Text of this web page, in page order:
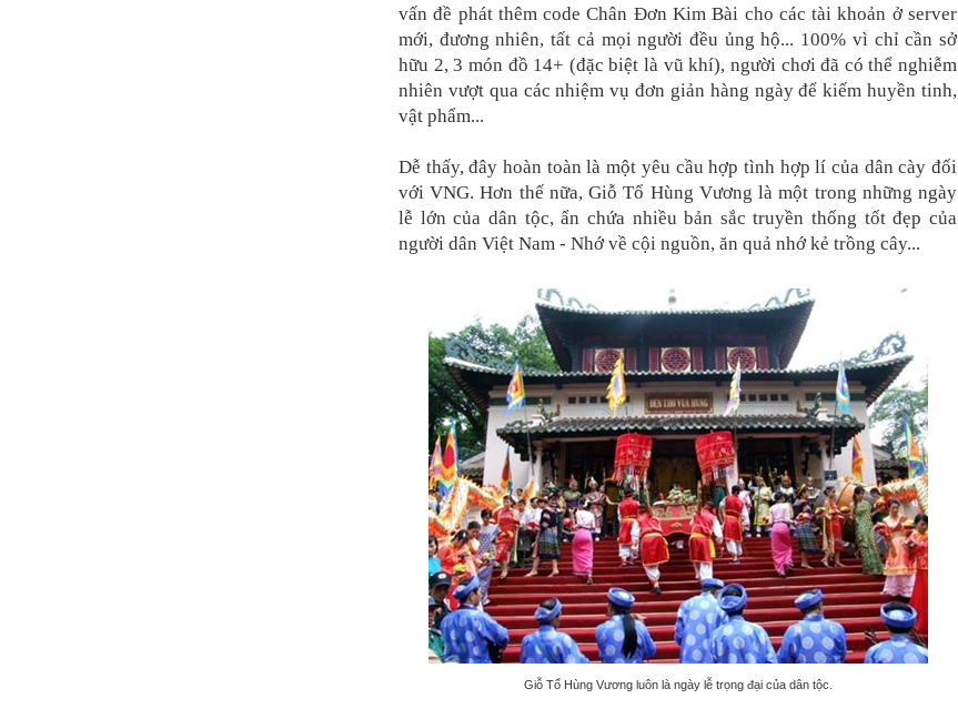
vấn đề phát thêm code Chân Đơn Kim Bài cho các tài khoản ở server
mới, đương nhiên, tất cả mọi người đều ủng hộ... 100% vì chỉ cần sở
hữu 2, 3 món đồ 14+ (đặc biệt là vũ khí), người chơi đã có thể nghiễm
nhiên vượt qua các nhiệm vụ đơn giản hàng ngày để kiếm huyền tinh,
vật phẩm...
Dễ thấy, đây hoàn toàn là một yêu cầu hợp tình hợp lí của dân cày đối
với VNG. Hơn thế nữa, Giỗ Tổ Hùng Vương là một trong những ngày
lễ lớn của dân tộc, ẩn chứa nhiều bản sắc truyền thống tốt đẹp của
người dân Việt Nam - Nhớ về cội nguồn, ăn quả nhớ kẻ trồng cây...
Giỗ Tổ Hùng Vương luôn là ngày lễ trọng đại của dân tộc.